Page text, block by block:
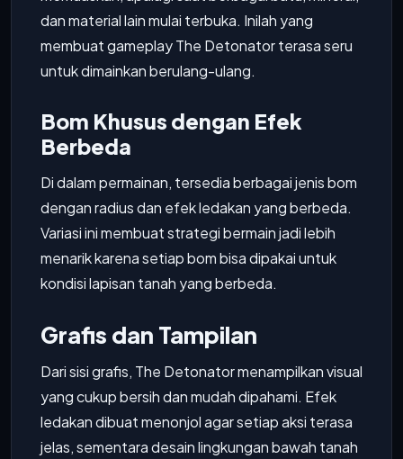
dan material lain mulai terbuka. Inilah yang
membuat gameplay The Detonator terasa seru
untuk dimainkan berulang-ulang.
Bom Khusus dengan Efek
Berbeda
Di dalam permainan, tersedia berbagai jenis bom
dengan radius dan efek ledakan yang berbeda.
Variasi ini membuat strategi bermain jadi lebih
menarik karena setiap bom bisa dipakai untuk
kondisi lapisan tanah yang berbeda.
Grafis dan Tampilan
Dari sisi grafis, The Detonator menampilkan visual
yang cukup bersih dan mudah dipahami. Efek
ledakan dibuat menonjol agar setiap aksi terasa
jelas, sementara desain lingkungan bawah tanah